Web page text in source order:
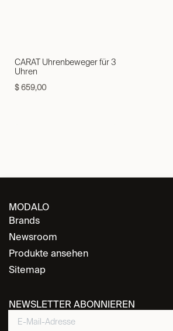
CARAT Uhrenbeweger für 3
Uhren
$659,00
MODALO
Brands
Newsroom
Produkte ansehen
Sitemap
NEWSLETTER ABONNIEREN